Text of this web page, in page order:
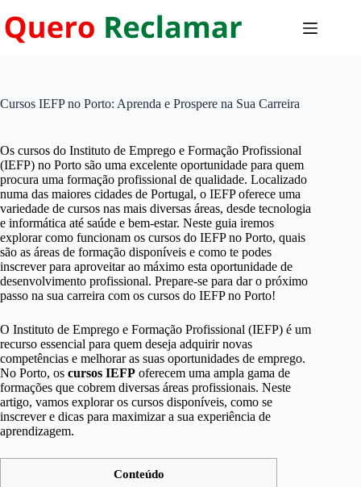
para
o
Cursos IEFP no Porto: Aprenda e Prospere na Sua Carreira
Os cursos do Instituto de Emprego e Formação Profissional
(IEFP) no Porto são uma excelente oportunidade para quem
procura uma formação profissional de qualidade. Localizado
numa das maiores cidades de Portugal, o IEFP oferece uma
variedade de cursos nas mais diversas áreas, desde tecnologia
e informática até saúde e bem-estar. Neste guia iremos
explorar como funcionam os cursos do IEFP no Porto, quais
são as áreas de formação disponíveis e como te podes
inscrever para aproveitar ao máximo esta oportunidade de
desenvolvimento profissional. Prepare-se para dar o próximo
passo na sua carreira com os cursos do IEFP no Porto!
O Instituto de Emprego e Formação Profissional (IEFP) é um
recurso essencial para quem deseja adquirir novas
competências e melhorar as suas oportunidades de emprego.
No Porto, os cursos IEFP oferecem uma ampla gama de
formações que cobrem diversas áreas profissionais. Neste
artigo, vamos explorar os cursos disponíveis, como se
inscrever e dicas para maximizar a sua experiência de
aprendizagem.
Conteúdo